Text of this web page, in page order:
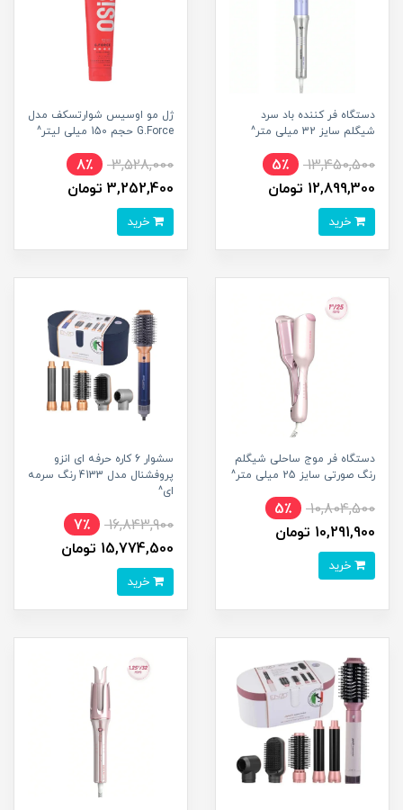
دستگاه فر کننده باد سرد
شیگلم سایز 32 میلی متر^
13,450,500
5٪
12,899,300 تومان
ژل مو اوسیس شوارتسکف مدل
G.Force حجم 150 میلی لیتر^
3,528,000
8٪
3,252,400 تومان
دستگاه فر موج ساحلی شیگلم
رنگ صورتی سایز 25 میلی متر^
10,804,500
5٪
10,291,900 تومان
سشوار 6 کاره حرفه ای انزو
پروفشنال مدل 4133 رنگ سرمه
ای^
16,843,900
7٪
15,774,500 تومان